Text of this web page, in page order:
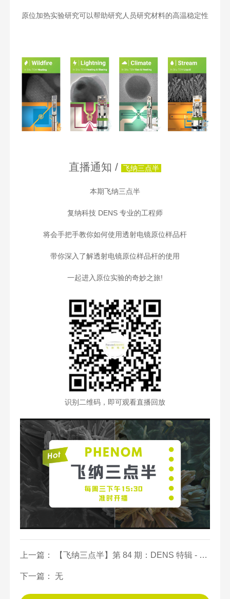
原位加热实验研究可以帮助研究人员研究材料的高温稳定性
直播通知 / 飞纳三点半
本期飞纳三点半
复纳科技 DENS 专业的工程师
将会手把手教你如何使用透射电镜原位样品杆
带你深入了解透射电镜原位样品杆的使用
一起进入原位实验的奇妙之旅!
识别二维码，即可观看直播回放
上一篇： 【飞纳三点半】第 84 期：DENS 特辑 - 透射电镜原位技术漫谈
下一篇： 无